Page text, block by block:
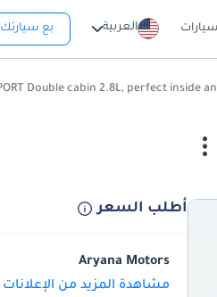
العربية بع سيارتك
أطلب السعر
Aryana Motors
مشاهدة المزيد من الإعلانات